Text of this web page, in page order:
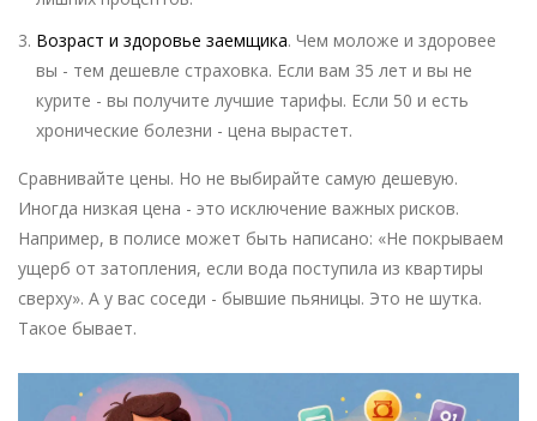
Возраст и здоровье заемщика. Чем моложе и здоровее
вы - тем дешевле страховка. Если вам 35 лет и вы не
курите - вы получите лучшие тарифы. Если 50 и есть
хронические болезни - цена вырастет.
Сравнивайте цены. Но не выбирайте самую дешевую.
Иногда низкая цена - это исключение важных рисков.
Например, в полисе может быть написано: «Не покрываем
ущерб от затопления, если вода поступила из квартиры
сверху». А у вас соседи - бывшие пьяницы. Это не шутка.
Такое бывает.